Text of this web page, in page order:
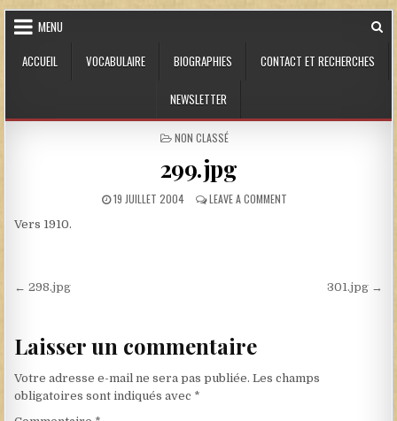
Skip to content
MENU
ACCUEIL
VOCABULAIRE BIOGRAPHIES CONTACT ET RECHERCHES
NEWSLETTER
POSTED IN
NON CLASSÉ
299.jpg
PUBLISHED DATE:
19 JUILLET 2004 LEAVE A COMMENTON 299.JPG
Vers 1910.
Navigation de l’article
← 298.jpg 301.jpg →
Laisser un commentaire
Votre adresse e-mail ne sera pas publiée. Les champs
obligatoires sont indiqués avec *